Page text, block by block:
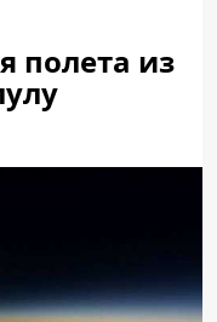
полета из